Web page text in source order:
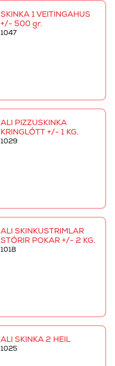
SKINKA 1 VEITINGAHÚS
+/- 500 gr.
1047
ALI PIZZUSKINKA
KRINGLÓTT +/- 1 KG.
1029
ALI SKINKUSTRIMLAR
STÓRIR POKAR +/- 2 KG.
1018
ALI SKINKA 2 HEIL
1025